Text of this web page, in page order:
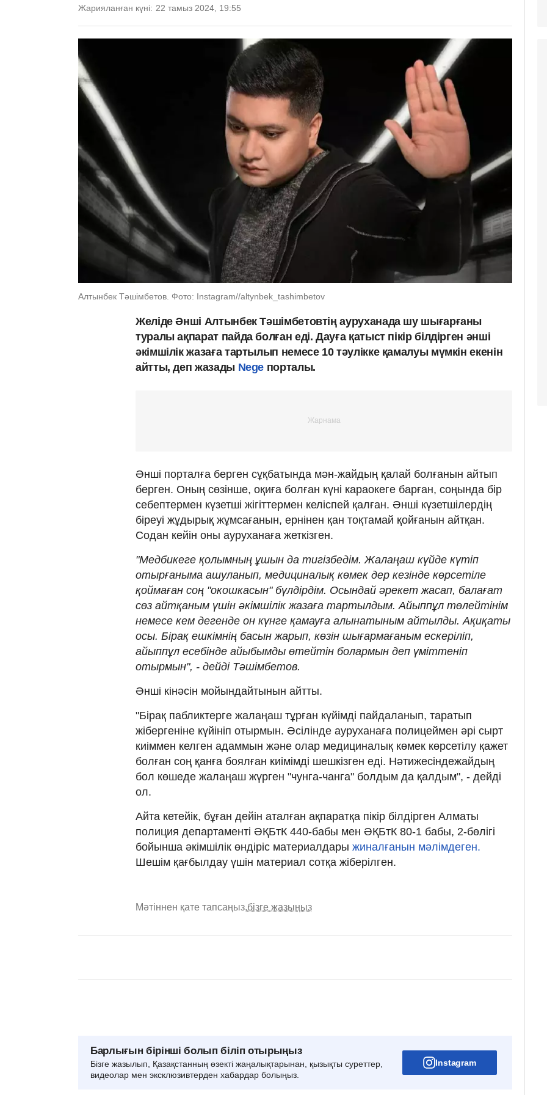
Жарияланған күні: 22 тамыз 2024, 19:55
Алтынбек Тәшімбетов. Фото: Instagram//altynbek_tashimbetov
Желіде Әнші Алтынбек Тәшімбетовтің ауруханада шу шығарғаны
туралы ақпарат пайда болған еді. Дауға қатыст пікір білдірген әнші
әкімшілік жазаға тартылып немесе 10 тәулікке қамалуы мүмкін екенін
айтты, деп жазадыNege порталы.
Әнші порталға берген сұқбатында мән-жайдың қалай болғанын айтып
берген. Оның сөзінше, оқиға болған күні караокеге барған, соңында бір
себептермен күзетші жігіттермен келіспей қалған. Әнші күзетшілердің
біреуі жұдырық жұмсағанын, ернінен қан тоқтамай қойғанын айтқан.
Содан кейін оны ауруханаға жеткізген.
"Медбикеге қолымның ұшын да тигізбедім. Жалаңаш күйде күтіп
отырғаныма ашуланып, медициналық көмек дер кезінде көрсетіле
қоймаған соң "окошкасын" бүлдірдім. Осындай әрекет жасап, балағат
сөз айтқаным үшін әкімшілік жазаға тартылдым. Айыппұл төлейтінім
немесе кем дегенде он күнге қамауға алынатыным айтылды. Ақиқаты
осы. Бірақ ешкімнің басын жарып, көзін шығармағаным ескеріліп,
айыппұл есебінде айыбымды өтейтін болармын деп үміттеніп
отырмын", - дейді Тәшімбетов.
Әнші кінәсін мойындайтынын айтты.
"Бірақ пабликтерге жалаңаш тұрған күйімді пайдаланып, таратып
жібергеніне күйініп отырмын. Әсілінде ауруханаға полицеймен әрі сырт
киіммен келген адаммын және олар медициналық көмек көрсетілу қажет
болған соң қанға боялған киімімді шешкізген еді. Нәтижесіндежайдың
бол көшеде жалаңаш жүрген "чунга-чанга" болдым да қалдым", - дейді
ол.
Айта кетейік, бұған дейін аталған ақпаратқа пікір білдірген Алматы
полиция департаменті ӘҚБтК 440-бабы мен ӘҚБтК 80-1 бабы, 2-бөлігі
бойынша әкімшілік өндіріс материалдары жиналғанын мәлімдеген.
Шешім қағбылдау үшін материал сотқа жіберілген.
Мәтіннен қате тапсаңыз,бізге жазыңыз
Барлығын бірінші болып біліп отырыңыз
Бізге жазылып, Қазақстанның өзекті жаңалықтарынан, қызықты суреттер,
видеолар мен эксклюзивтерден хабардар болыңыз.
Instagram